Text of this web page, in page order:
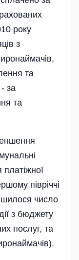
року
з
та
за
та
півріччі
число
з бюджету
послуг, та